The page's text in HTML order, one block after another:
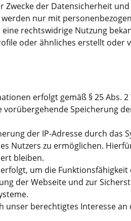
Zwecke der Datensicherheit
nur mit
rechtswidrige Nutzung
oder ähnliches erstellt oder
erfolgt gemäß § 25 Abs. 2
Speicherung
der IP-Adresse durch das
Nutzers zu ermöglichen.
bleiben.
um die
der Webseite und zur
unser berechtigtes Interesse